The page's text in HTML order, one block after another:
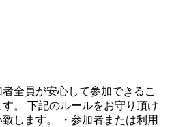
全員が安心して参加できるこ
。 下記のルールをお守り頂け
します。 ・参加者または利用